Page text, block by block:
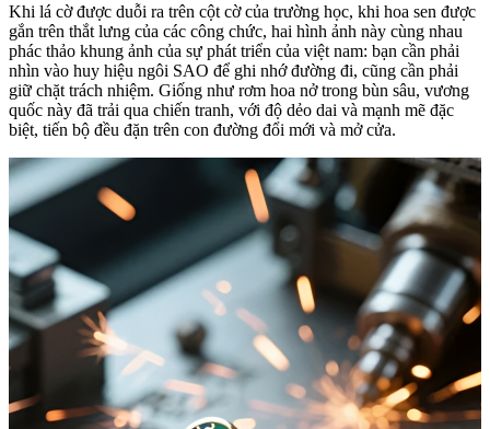
Khi lá cờ được duỗi ra trên cột cờ của trường học, khi hoa sen được
gắn trên thắt lưng của các công chức, hai hình ảnh này cùng nhau
phác thảo khung ảnh của sự phát triển của việt nam: bạn cần phải
nhìn vào huy hiệu ngôi SAO để ghi nhớ đường đi, cũng cần phải
giữ chặt trách nhiệm. Giống như rơm hoa nở trong bùn sâu, vương
quốc này đã trải qua chiến tranh, với độ dẻo dai và mạnh mẽ đặc
biệt, tiến bộ đều đặn trên con đường đổi mới và mở cửa.